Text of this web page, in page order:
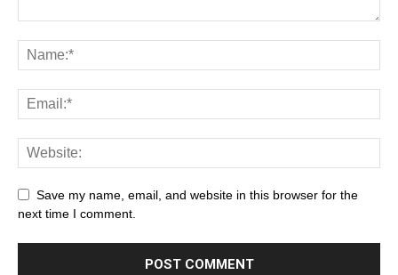
Save my name, email, and website in this browser for the
next time I comment.